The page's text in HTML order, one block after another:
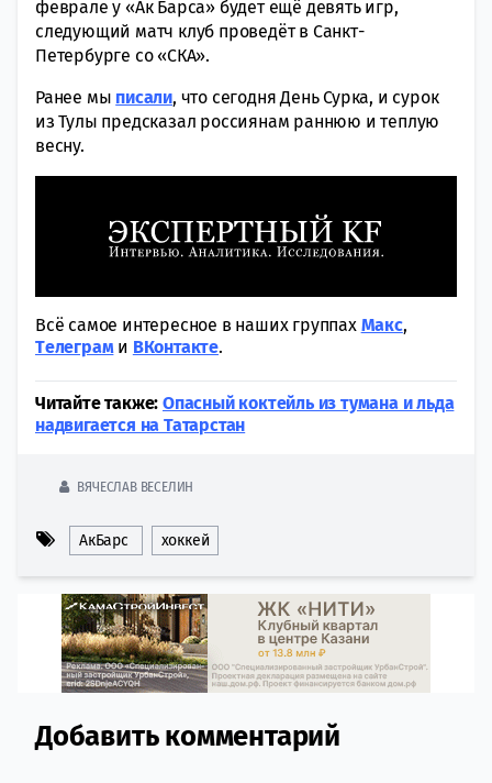
феврале у «Ак Барса» будет ещё девять игр,
следующий матч клуб проведёт в Санкт-
Петербурге со «СКА».
Ранее мы писали, что сегодня День Сурка, и сурок
из Тулы предсказал россиянам раннюю и теплую
весну.
Всё самое интересное в наших группах Макс,
Tелеграми ВКонтакте.
Читайте также: Опасный коктейль из тумана и льда
надвигается на Татарстан
ВЯЧЕСЛАВ ВЕСЕЛИН
АкБарс хоккей
Comment section
Добавить комментарий